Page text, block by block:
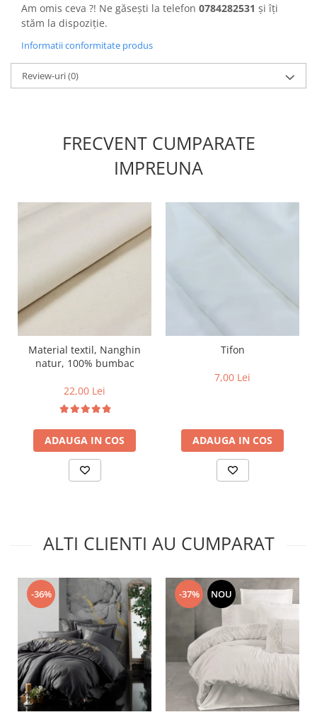
Am omis ceva ?! Ne găsești la telefon 0784282531 și îți
stăm la dispoziție.
Informatii conformitate produs
Review-uri(0)
FRECVENT CUMPARATE
IMPREUNA
Material textil, Nanghin
natur, 100% bumbac
22,00 Lei
ADAUGA IN COS
Tifon
7,00 Lei
ADAUGA IN COS
ALTI CLIENTI AU CUMPARAT
-36% -37% NOU